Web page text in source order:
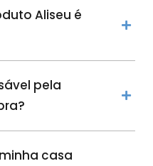
Aliseu é
pela
casa